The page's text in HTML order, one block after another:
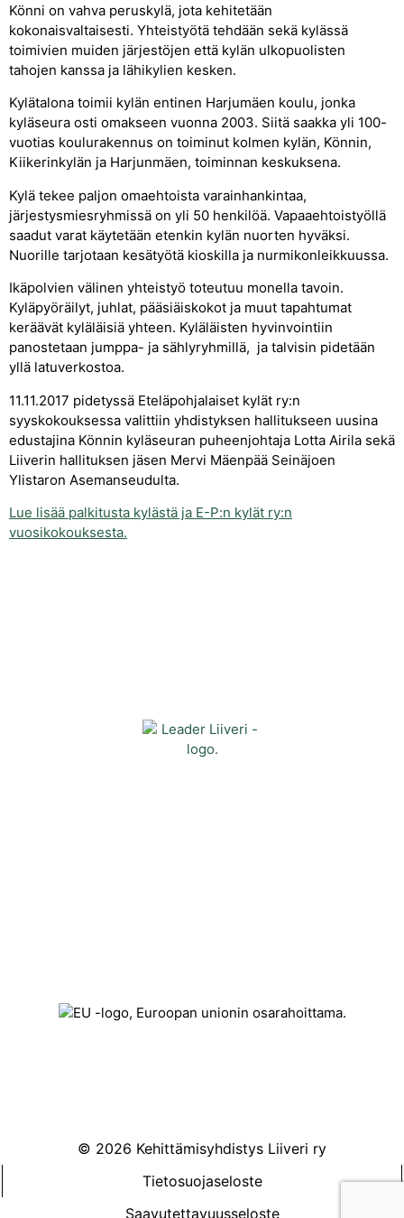
Könni on vahva peruskylä, jota kehitetään
kokonaisvaltaisesti. Yhteistyötä tehdään sekä kylässä
toimivien muiden järjestöjen että kylän ulkopuolisten
tahojen kanssa ja lähikylien kesken.
Kylätalona toimii kylän entinen Harjumäen koulu, jonka
kyläseura osti omakseen vuonna 2003. Siitä saakka yli 100-
vuotias koulurakennus on toiminut kolmen kylän, Könnin,
Kiikerinkylän ja Harjunmäen, toiminnan keskuksena.
Kylä tekee paljon omaehtoista varainhankintaa,
järjestysmiesryhmissä on yli 50 henkilöä. Vapaaehtoistyöllä
saadut varat käytetään etenkin kylän nuorten hyväksi.
Nuorille tarjotaan kesätyötä kioskilla ja nurmikonleikkuussa.
Ikäpolvien välinen yhteistyö toteutuu monella tavoin.
Kyläpyöräilyt, juhlat, pääsiäiskokot ja muut tapahtumat
keräävät kyläläisiä yhteen. Kyläläisten hyvinvointiin
panostetaan jumppa- ja sählyryhmillä, ja talvisin pidetään
yllä latuverkostoa.
11.11.2017 pidetyssä Eteläpohjalaiset kylät ry:n
syyskokouksessa valittiin yhdistyksen hallitukseen uusina
edustajina Könnin kyläseuran puheenjohtaja Lotta Airila sekä
Liiverin hallituksen jäsen Mervi Mäenpää Seinäjoen
Ylistaron Asemanseudulta.
Lue lisää palkitusta kylästä ja E-P:n kylät ry:n
vuosikokouksesta.
© 2026 Kehittämisyhdistys Liiveri ry
Tietosuojaseloste
Saavutettavuusseloste